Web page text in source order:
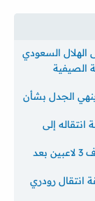
الهلال السعودي
الصيفية
الجدل بشأن
إلى
بينهم صفقة عربية.. مانشستر سيتي يستهدف 3 لاعبين بعد
انتقال رودري